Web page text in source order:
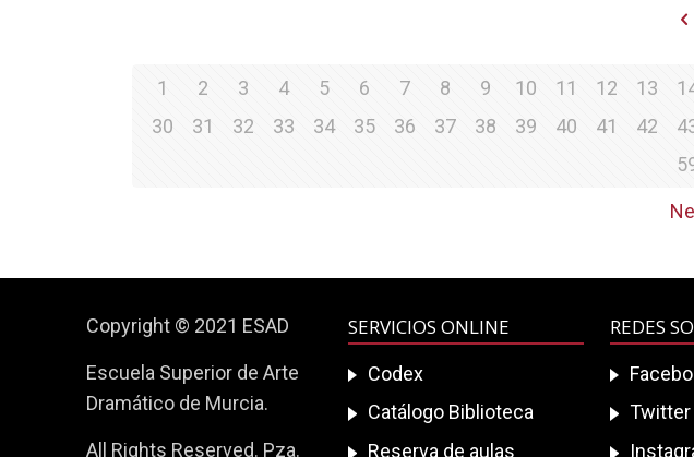
1 2 3 4 5 6 7 8 9 10 11 12 13
30
31 32 33 34 35 36 37 38 39 40 41 42
Copyright © 2021 ESAD
Escuela Superior de Arte
Dramático de Murcia.
All Rights Reserved. Pza.
SERVICIOS ONLINE
Codex
Catálogo Biblioteca
Reserva de aulas
REDES
Twitter